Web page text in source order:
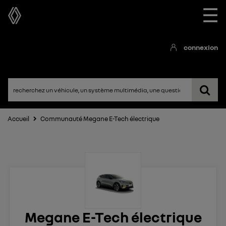
☰
connexion
Accueil Communauté Megane E-Tech électrique
Megane E-Tech électrique